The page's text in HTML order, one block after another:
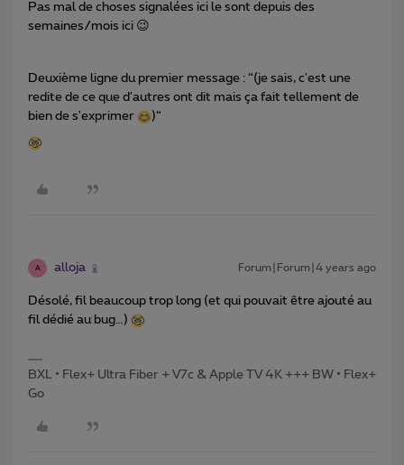
Pas mal de choses signalées ici le sont depuis des
semaines/mois ici 😉
Deuxième ligne du premier message : “(je sais, c'est une
redite de ce que d'autres ont dit mais ça fait tellement de
bien de s'exprimer
)“
A alloja Forum|Forum|4 years ago
Désolé, fil beaucoup trop long (et qui pouvait être ajouté au
fil dédié au bug…)
BXL • Flex+ Ultra Fiber + V7c & Apple TV 4K +++ BW • Flex+
Go